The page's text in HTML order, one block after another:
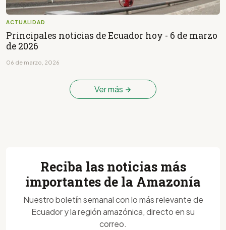
ACTUALIDAD
Principales noticias de Ecuador hoy - 6 de marzo
de 2026
06 de marzo, 2026
Ver más
Reciba las noticias más
importantes de la Amazonía
Nuestro boletín semanal con lo más relevante de
Ecuador y la región amazónica, directo en su
correo.